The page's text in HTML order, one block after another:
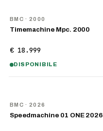
BMC · 2000
Timemachine Mpc. 2000
€ 18.999
DISPONIBILE
BMC · 2026
Speedmachine 01 ONE 2026